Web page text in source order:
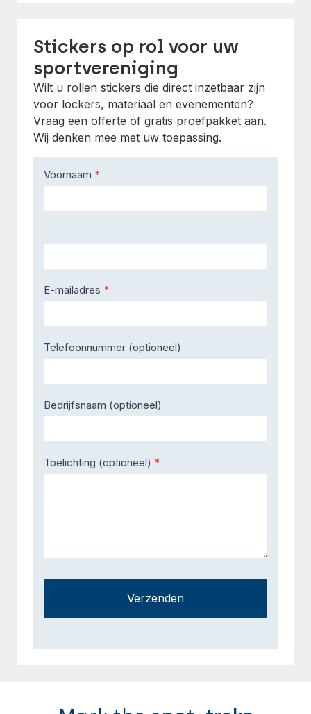
Stickers op rol voor uw
sportvereniging
Wilt u rollen stickers die direct inzetbaar zijn
voor lockers, materiaal en evenementen?
Vraag een offerte of gratis proefpakket aan.
Wij denken mee met uw toepassing.
Contact
Us
Voornaam *
E-mailadres *
Telefoonnummer (optioneel)
Bedrijfsnaam (optioneel)
Toelichting (optioneel) *
Verzenden